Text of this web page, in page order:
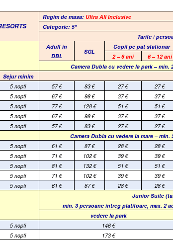
Regim de masa: Ultra All Inclusive
Categorie: 5*
Tarife /
Adult in
DBL
SGL
Copil pe pat stationar
2 – 6 ani 6 – 12 ani
Camera Dubla cu vedere la park – min.
Sejur minim
5 nopti 57€ 83€ 27€ 27€
5 nopti 67€ 98€ 37€ 37€
5 nopti 77€ 128€ 51€ 51€
5 nopti 67€ 98€ 37€ 37€
5 nopti 57€ 83€ 27€ 27€
Camera Dubla cu vedere la mare – min.
5 nopti 61€ 87€ 28€ 28€
5 nopti 71€ 102€ 39€ 39€
5 nopti 81€ 132€ 51€ 51€
5 nopti 71€ 102€ 39€ 39€
5 nopti 61€ 87€ 28€ 28€
Junior Suite
min. 3 persoane intreg platitoare, max. 2
vedere la park
5 nopti 146€
5 nopti 173€